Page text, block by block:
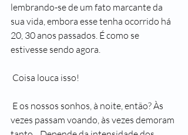
lembrando-se de um fato marcante da
sua vida, embora esse tenha ocorrido há
20, 30 anos passados. É como se
estivesse sendo agora.
Coisa louca isso!
vezes passam voando, às vezes demoram